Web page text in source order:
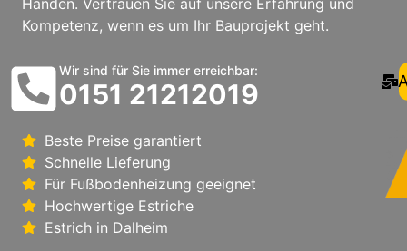
Kompetenz, wenn es um Ihr Bauprojekt geht.
Wir sind für Sie immer erreichbar:
0151 21212019
Beste Preise garantiert
Schnelle Lieferung
Für Fußbodenheizung geeignet
Hochwertige Estriche
Estrich in Dalheim